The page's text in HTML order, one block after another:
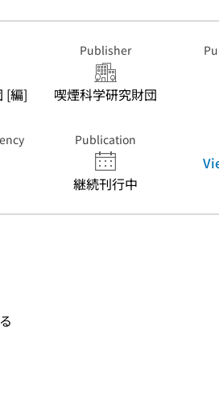
[編]
Publisher
喫煙科学研究財団
Publication
継続刊行中